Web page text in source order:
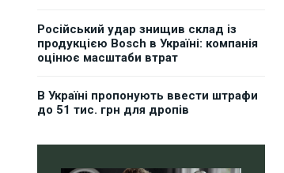
Російський удар знищив склад із
продукцією Bosch в Україні: компанія
оцінює масштаби втрат
В Україні пропонують ввести штрафи
до 51 тис. грн для дропів